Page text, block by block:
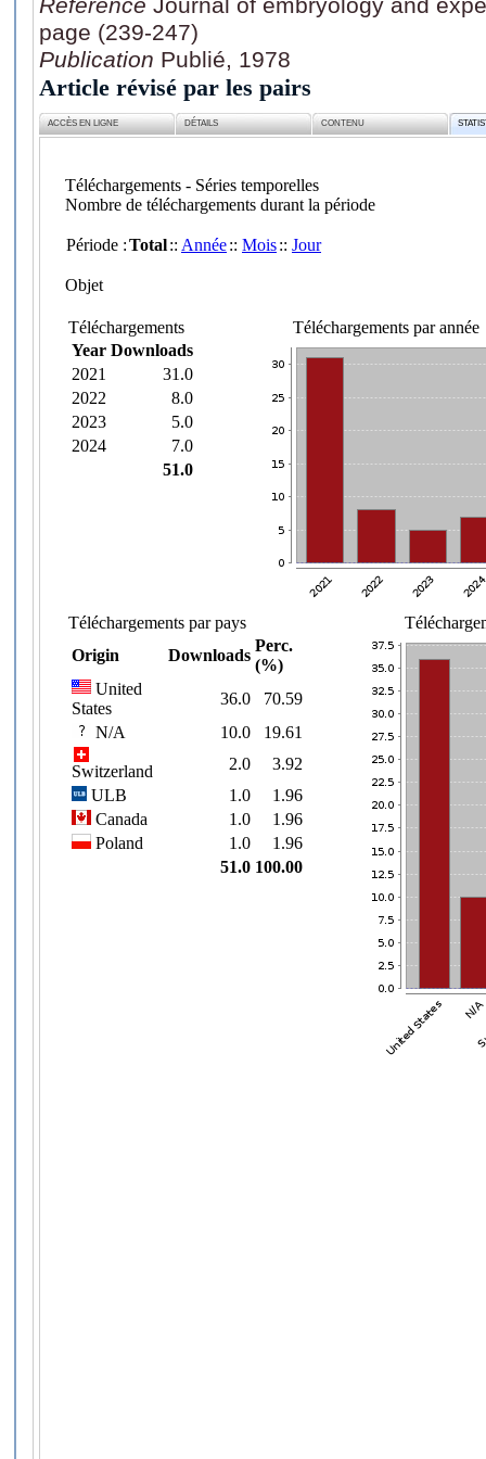
page (239-247)
Publication Publié, 1978
Article révisé par les pairs
ACCÈS EN LIGNE DÉTAILS CONTENU